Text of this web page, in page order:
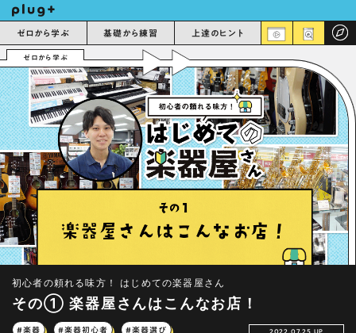
ゼロから学ぶ 基礎から練習 上達のヒント
ゼロから学ぶ
初心者の頼れる味方！ はじめての楽器屋さん
その① 楽器屋さんはこんなお店！
#楽器 #楽器初心者 #楽器選び 2022.07.25 UP